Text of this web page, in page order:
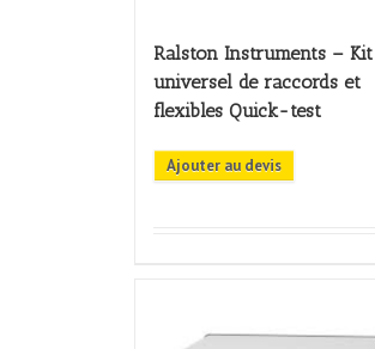
Ralston Instruments – Kit
universel de raccords et
flexibles Quick-test
Ajouter au devis